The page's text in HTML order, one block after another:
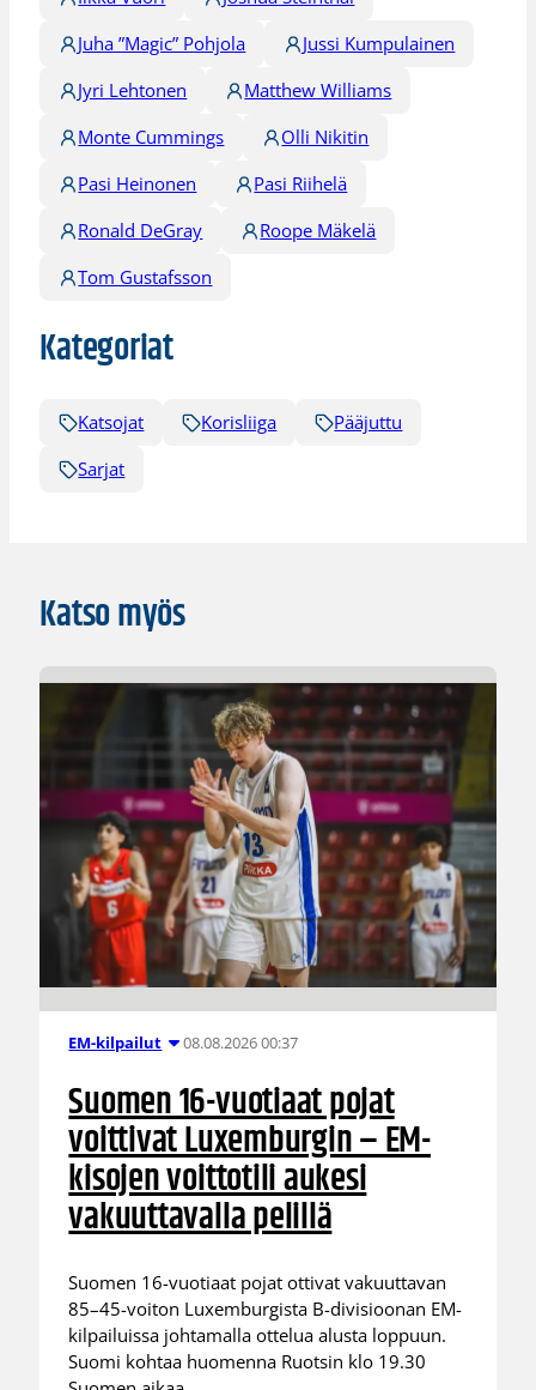
Juha ”Magic” Pohjola
Jussi Kumpulainen
Jyri Lehtonen
Matthew Williams
Monte Cummings
Olli Nikitin
Pasi Heinonen
Pasi Riihelä
Ronald DeGray
Roope Mäkelä
Tom Gustafsson
Kategoriat
Katsojat Korisliiga
Pääjuttu
Sarjat
Katso myös
EM-kilpailut 08.08.2026 00:37
Suomen 16-vuotiaat pojat
voittivat Luxemburgin – EM-
kisojen voittotili aukesi
vakuuttavalla pelillä
Suomen 16-vuotiaat pojat ottivat vakuuttavan
85–45-voiton Luxemburgista B-divisioonan EM-
kilpailuissa johtamalla ottelua alusta loppuun.
Suomi kohtaa huomenna Ruotsin klo 19.30